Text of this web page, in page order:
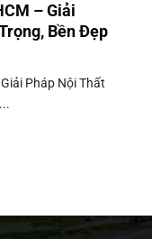
– Giải
Bền Đẹp
Pháp Nội Thất